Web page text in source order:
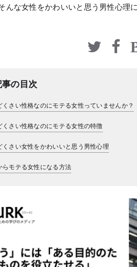
んな女性をかわいいと思う男性心理
事の目次
くさい性格なのにモテる女性っていませんか？
くさい性格なのにモテる女性の特徴
くさい女性をかわいいと思う男性心理
らモテる女性になる方法